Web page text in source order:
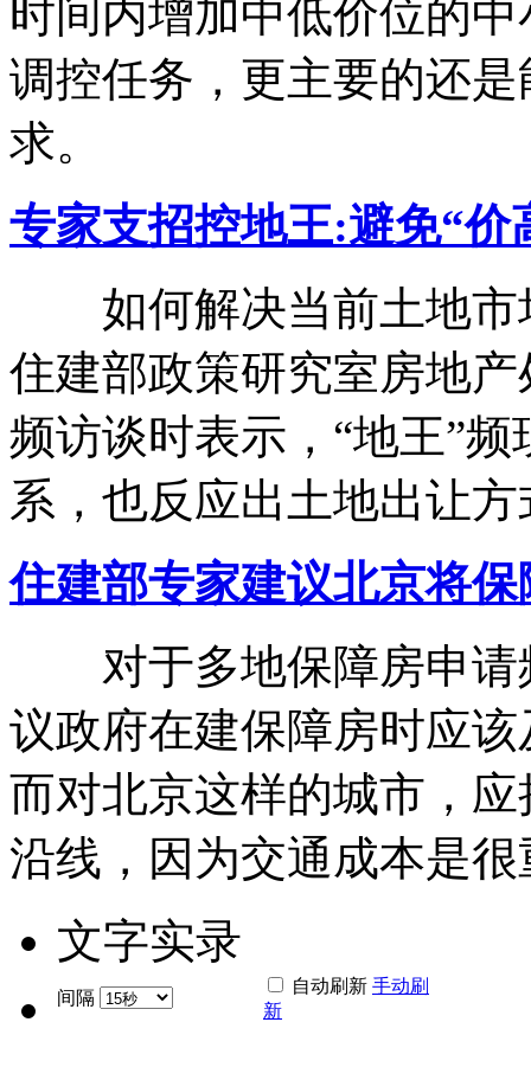
时间内增加中低价位的
调控任务，更主要的还
求。
专家支招控地王:避免“价
如何解决当前土地市
住建部政策研究室房地
频访谈时表示，“地王”
系，也反应出土地出让
住建部专家建议北京将
对于多地保障房申请
议政府在建保障房时应
而对北京这样的城市，
沿线，因为交通成本是
文字实录
间隔
自动刷新 手动刷
新